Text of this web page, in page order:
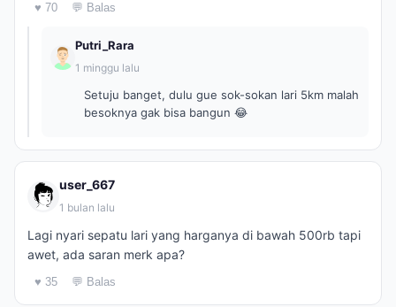
♥ 70 💬 Balas
Putri_Rara
1 minggu lalu
Setuju banget, dulu gue sok-sokan lari 5km malah
besoknya gak bisa bangun 😂
user_667
1 bulan lalu
Lagi nyari sepatu lari yang harganya di bawah 500rb tapi
awet, ada saran merk apa?
♥ 35 💬 Balas